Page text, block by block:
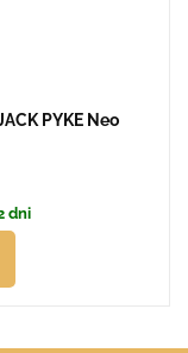
PYKE Neo
dni